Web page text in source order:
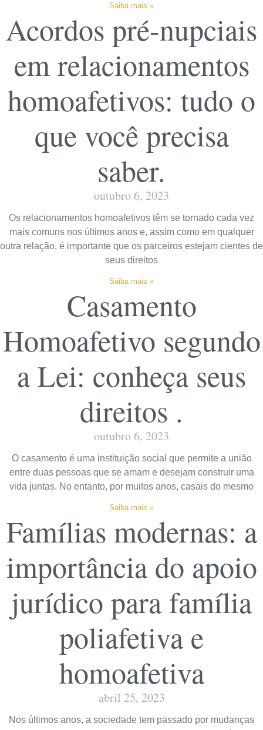
Saiba mais »
Acordos pré-nupciais
em relacionamentos
homoafetivos: tudo o
que você precisa
saber.
outubro 6, 2023
Os relacionamentos homoafetivos têm se tornado cada vez
mais comuns nos últimos anos e, assim como em qualquer
outra relação, é importante que os parceiros estejam cientes de
seus direitos
Saiba mais »
Casamento
Homoafetivo segundo
a Lei: conheça seus
direitos .
outubro 6, 2023
O casamento é uma instituição social que permite a união
entre duas pessoas que se amam e desejam construir uma
vida juntas. No entanto, por muitos anos, casais do mesmo
Saiba mais »
Famílias modernas: a
importância do apoio
jurídico para família
poliafetiva e
homoafetiva
abril 25, 2023
Nos últimos anos, a sociedade tem passado por mudanças